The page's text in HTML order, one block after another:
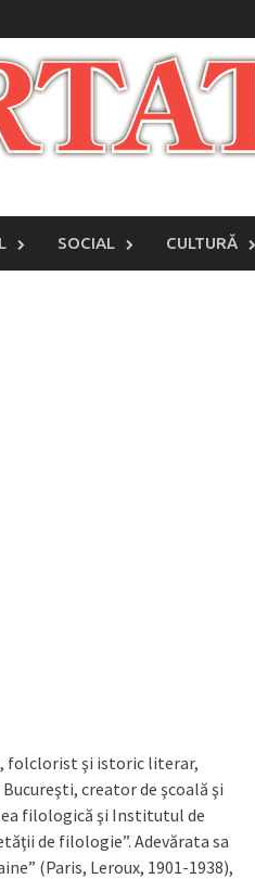
SOCIAL CULTURĂ
folclorist şi istoric literar,
creator de şcoală şi
filologică şi Institutul de
de filologie”. Adevărata sa
(Paris, Leroux, 1901-1938),